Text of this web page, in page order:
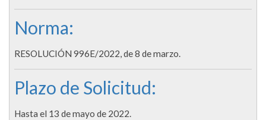
Norma:
RESOLUCIÓN 996E/2022, de 8 de marzo.
Plazo de Solicitud:
Hasta el 13 de mayo de 2022.